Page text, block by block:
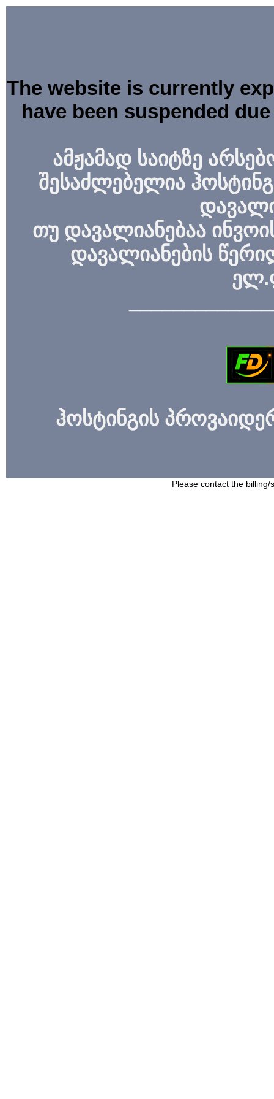
The website is currently
have been suspended
ამჟამად საიტზე
შესაძლებელია
თუ დავალიანებაა
დავალიანების
ჰოსტინგის
Please contact the